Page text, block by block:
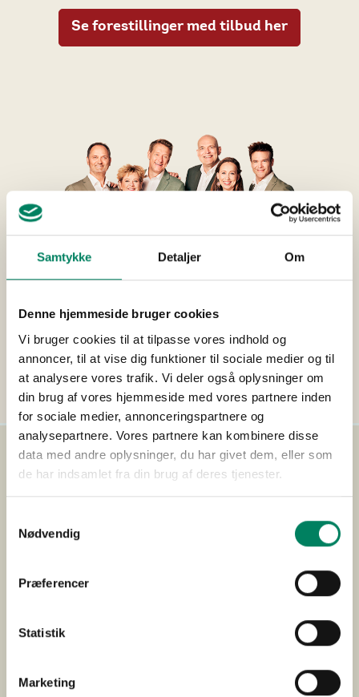
Samtykke Detaljer Om
Denne hjemmeside bruger cookies
Vi bruger cookies til at tilpasse vores indhold og
annoncer, til at vise dig funktioner til sociale medier og til
at analysere vores trafik. Vi deler også oplysninger om
din brug af vores hjemmeside med vores partnere inden
for sociale medier, annonceringspartnere og
analysepartnere. Vores partnere kan kombinere disse
data med andre oplysninger, du har givet dem, eller som
de har indsamlet fra din brug af deres tjenester.
Nødvendig
Præferencer
Statistik
Marketing
Se forestillinger med tilbud her